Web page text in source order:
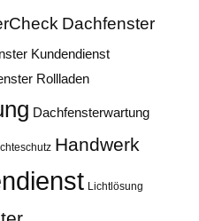
Dachfenster
Kundendienst
Rollladen
Dachfensterwartung
Handwerk
Lichtlösung